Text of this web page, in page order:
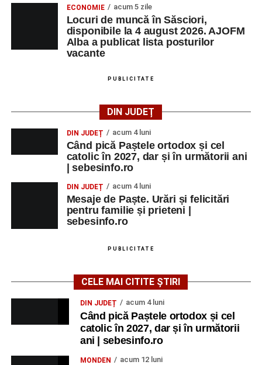
ECONOMIE acum 5 zile
Locuri de muncă în Săsciori,
disponibile la 4 august 2026. AJOFM
Alba a publicat lista posturilor
vacante
PUBLICITATE
DIN JUDEȚ
DIN JUDEȚ acum 4 luni
Când pică Paștele ortodox și cel
catolic în 2027, dar și în următorii ani
| sebesinfo.ro
DIN JUDEȚ acum 4 luni
Mesaje de Paște. Urări și felicitări
pentru familie și prieteni |
sebesinfo.ro
PUBLICITATE
CELE MAI CITITE ȘTIRI
DIN JUDEȚ acum 4 luni
Când pică Paștele ortodox și cel
catolic în 2027, dar și în următorii
ani | sebesinfo.ro
MONDEN acum 12 luni